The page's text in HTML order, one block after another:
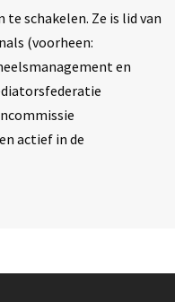
schakelen. Ze is lid van
(voorheen:
en
actief in de